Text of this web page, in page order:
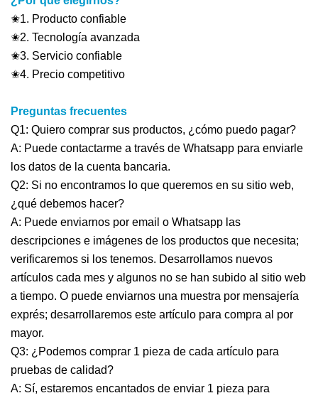
✬1. Producto confiable
✬2. Tecnología avanzada
✬3. Servicio confiable
✬4. Precio competitivo
Preguntas frecuentes
Q1: Quiero comprar sus productos, ¿cómo puedo pagar?
A: Puede contactarme a través de Whatsapp para enviarle
los datos de la cuenta bancaria.
Q2: Si no encontramos lo que queremos en su sitio web,
¿qué debemos hacer?
A: Puede enviarnos por email o Whatsapp las
descripciones e imágenes de los productos que necesita;
verificaremos si los tenemos. Desarrollamos nuevos
artículos cada mes y algunos no se han subido al sitio web
a tiempo. O puede enviarnos una muestra por mensajería
exprés; desarrollaremos este artículo para compra al por
mayor.
Q3: ¿Podemos comprar 1 pieza de cada artículo para
pruebas de calidad?
A: Sí, estaremos encantados de enviar 1 pieza para